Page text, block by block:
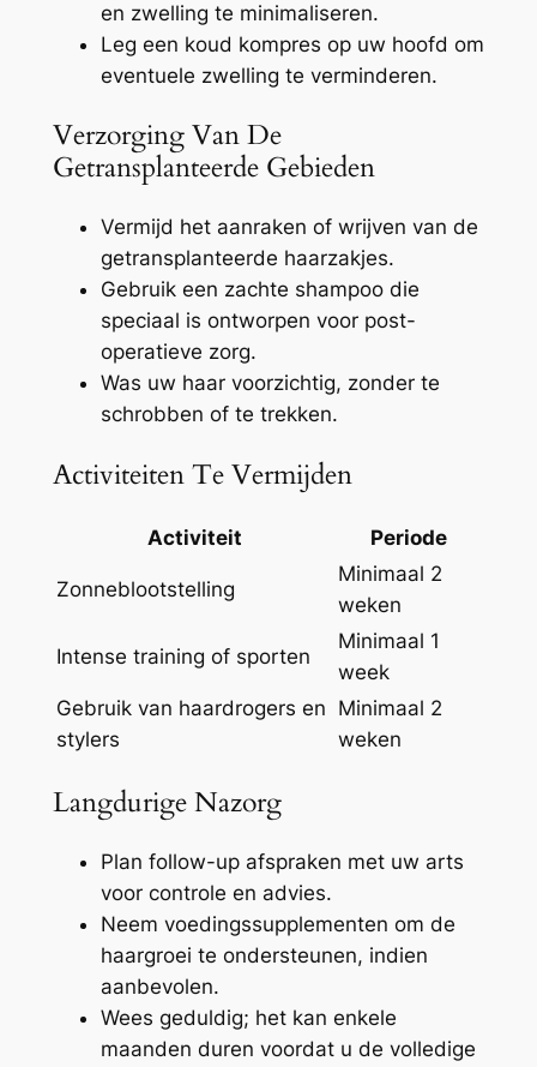
en zwelling te minimaliseren.
Leg een koud kompres op uw hoofd om
eventuele zwelling te verminderen.
Verzorging Van De
Getransplanteerde Gebieden
Vermijd het aanraken of wrijven van de
getransplanteerde haarzakjes.
Gebruik een zachte shampoo die
speciaal is ontworpen voor post-
operatieve zorg.
Was uw haar voorzichtig, zonder te
schrobben of te trekken.
Activiteiten Te Vermijden
Activiteit Periode
Zonneblootstelling
Minimaal 2
weken
Intense training of sporten
Minimaal 1
week
Gebruik van haardrogers en
stylers
Minimaal 2
weken
Langdurige Nazorg
Plan follow-up afspraken met uw arts
voor controle en advies.
Neem voedingssupplementen om de
haargroei te ondersteunen, indien
aanbevolen.
Wees geduldig; het kan enkele
maanden duren voordat u de volledige